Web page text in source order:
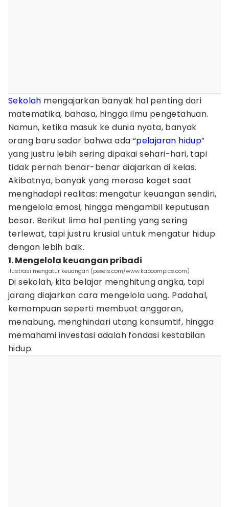
Sekolah mengajarkan banyak hal penting dari
matematika, bahasa, hingga ilmu pengetahuan.
Namun, ketika masuk ke dunia nyata, banyak
orang baru sadar bahwa ada “pelajaran hidup”
yang justru lebih sering dipakai sehari-hari, tapi
tidak pernah benar-benar diajarkan di kelas.
Akibatnya, banyak yang merasa kaget saat
menghadapi realitas: mengatur keuangan sendiri,
mengelola emosi, hingga mengambil keputusan
besar. Berikut lima hal penting yang sering
terlewat, tapi justru krusial untuk mengatur hidup
dengan lebih baik.
1. Mengelola keuangan pribadi
ilustrasi mengatur keuangan (pexels.com/www.kaboompics.com)
Di sekolah, kita belajar menghitung angka, tapi
jarang diajarkan cara mengelola uang. Padahal,
kemampuan seperti membuat anggaran,
menabung, menghindari utang konsumtif, hingga
memahami investasi adalah fondasi kestabilan
hidup.